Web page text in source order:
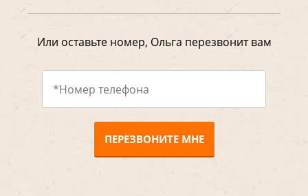
Или оставьте номер, Ольга перезвонит вам
ПЕРЕЗВОНИТЕ МНЕ